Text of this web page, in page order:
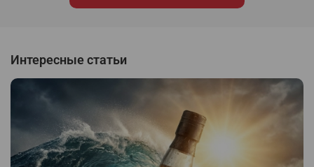
Интересные статьи